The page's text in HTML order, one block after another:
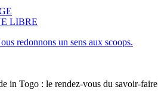
LIBRE
in Togo : le rendez-vous du savoir-